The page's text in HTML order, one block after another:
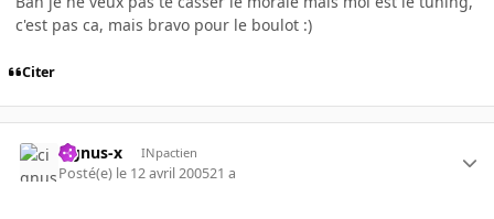
c'est pas ca, mais bravo pour le boulot :)
Citer
cignus-x INpactien
Posté(e) le 12 avril 200521 a